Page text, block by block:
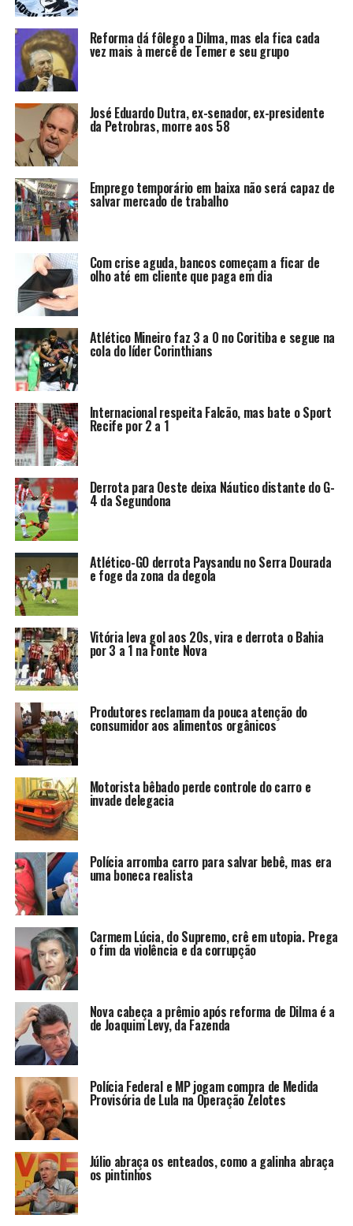
Reforma dá fôlego a Dilma, mas ela fica cada
vez mais à mercê de Temer e seu grupo
José Eduardo Dutra, ex-senador, ex-presidente
da Petrobras, morre aos 58
Emprego temporário em baixa não será capaz de
salvar mercado de trabalho
Com crise aguda, bancos começam a ficar de
olho até em cliente que paga em dia
Atlético Mineiro faz 3 a 0 no Coritiba e segue na
cola do líder Corinthians
Internacional respeita Falcão, mas bate o Sport
Recife por 2 a 1
Derrota para Oeste deixa Náutico distante do G-
4 da Segundona
Atlético-GO derrota Paysandu no Serra Dourada
e foge da zona da degola
Vitória leva gol aos 20s, vira e derrota o Bahia
por 3 a 1 na Fonte Nova
Produtores reclamam da pouca atenção do
consumidor aos alimentos orgânicos
Motorista bêbado perde controle do carro e
invade delegacia
Polícia arromba carro para salvar bebê, mas era
uma boneca realista
Carmem Lúcia, do Supremo, crê em utopia. Prega
o fim da violência e da corrupção
Nova cabeça a prêmio após reforma de Dilma é a
de Joaquim Levy, da Fazenda
Polícia Federal e MP jogam compra de Medida
Provisória de Lula na Operação Zelotes
Júlio abraça os enteados, como a galinha abraça
os pintinhos